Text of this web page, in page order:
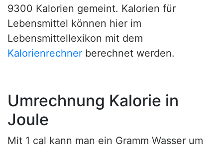
9300 Kalorien gemeint. Kalorien für
Lebensmittel können hier im
Lebensmittellexikon mit dem
Kalorienrechner berechnet werden.
Umrechnung Kalorie in
Joule
Mit 1 cal kann man ein Gramm Wasser um